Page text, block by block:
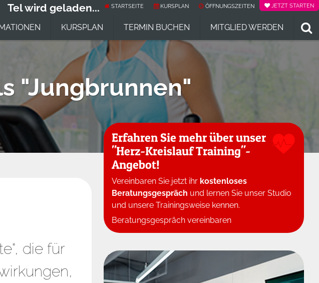
Tel wird geladen... STARTSEITE KURSPLAN ÖFFNUNGSZEITEN JETZT STARTEN
KURSPLAN TERMIN BUCHEN MITGLIED WERDEN
"Jungbrunnen"
die für
Erfahren Sie mehr über unser
"Herz-Kreislauf Training"-
Angebot!
Vereinbaren Sie jetzt ihr kostenloses
Beratungsgespräch und lernen Sie unser Studio
und unsere Trainingsweise kennen.
Beratungsgespräch vereinbaren